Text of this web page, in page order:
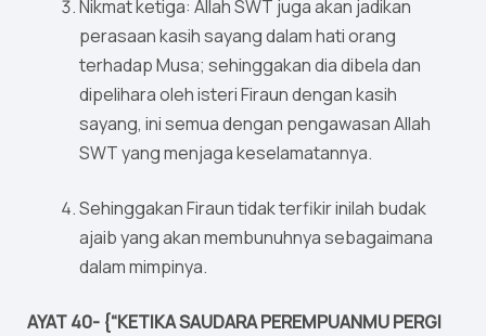
Nikmat ketiga: Allah SWT juga akan jadikan
perasaan kasih sayang dalam hati orang
terhadap Musa; sehinggakan dia dibela dan
dipelihara oleh isteri Firaun dengan kasih
sayang, ini semua dengan pengawasan Allah
SWT yang menjaga keselamatannya.
Sehinggakan Firaun tidak terfikir inilah budak
ajaib yang akan membunuhnya sebagaimana
dalam mimpinya.
AYAT 40- {“KETIKA SAUDARA PEREMPUANMU PERGI